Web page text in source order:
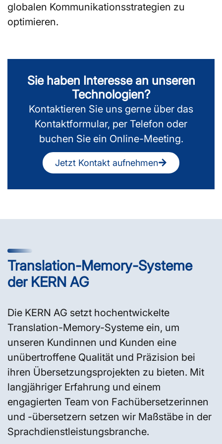
globalen Kommunikationsstrategien zu
optimieren.
Sie haben Interesse an unseren
Technologien?
Kontaktieren Sie uns gerne über das
Kontaktformular, per Telefon oder
buchen Sie ein Online-Meeting.
Jetzt Kontakt aufnehmen
Translation-Memory-Systeme
der KERN AG
Die KERN AG setzt hochentwickelte
Translation-Memory-Systeme ein, um
unseren Kundinnen und Kunden eine
unübertroffene Qualität und Präzision bei
ihren Übersetzungsprojekten zu bieten. Mit
langjähriger Erfahrung und einem
engagierten Team von Fachübersetzerinnen
und -übersetzern setzen wir Maßstäbe in der
Sprachdienstleistungsbranche.